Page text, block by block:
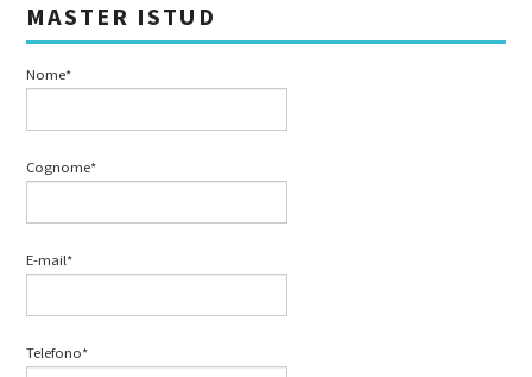
MASTER ISTUD
Nome*
Cognome*
E-mail*
Telefono*